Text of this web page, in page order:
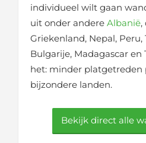
individueel wilt gaan
uit onder andere Albanië,
Griekenland, Nepal,
Bulgarije, Madagascar en
het: minder platgetreden
bijzondere landen.
Bekijk direct alle